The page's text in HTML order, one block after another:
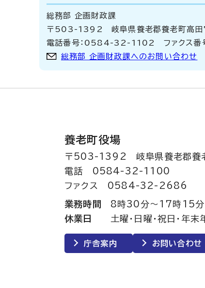
総務部 企画財政課
〒503-1392 岐阜県養老郡養老町高
電話番号：0584-32-1102 ファクス
総務部 企画財政課へのお問い合わせ
養老町役場
〒503-1392 岐阜県養老郡養
電話 0584-32-1100
ファクス 0584-32-2686
業務時間
8時30分～17時15分
休業日
土曜・日曜・祝日・年
庁舎案内 お問い合わせ